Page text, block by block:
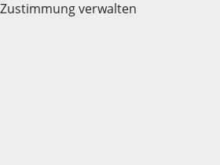
Zustimmung verwalten